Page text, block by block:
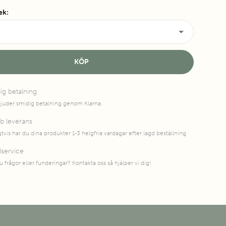
:
KÖP
betalning
smidig betalning genom Klarna.
leverans
har du dina produkter 1-3 helgfria vardagar efter lagd beställning
frågor eller funderingar? Kontakta oss så hjälper vi dig!